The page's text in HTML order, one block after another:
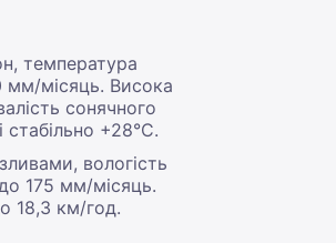
температура
мм/місяць. Висока
сонячного
+28°С.
вологість
175 мм/місяць.
18,3 км/год.